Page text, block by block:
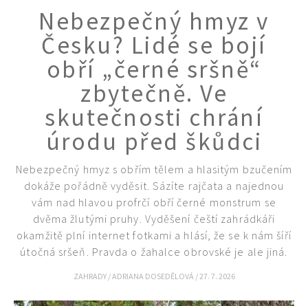
Nebezpečný hmyz v
Česku? Lidé se bojí
obří „černé sršně“
zbytečně. Ve
skutečnosti chrání
úrodu před škůdci
Nebezpečný hmyz s obřím tělem a hlasitým bzučením
dokáže pořádně vyděsit. Sázíte rajčata a najednou
vám nad hlavou profrčí obří černé monstrum se
dvěma žlutými pruhy. Vyděšení čeští zahrádkáři
okamžitě plní internet fotkami a hlásí, že se k nám šíří
útočná sršeň. Pravda o žahalce obrovské je ale jiná.
ZAHRADY /ADRIANA DOSEDĚLOVÁ /27. 7. 2026